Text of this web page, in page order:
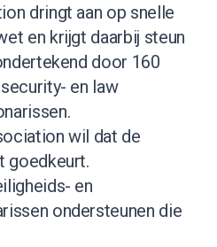
dringt aan op snelle
en krijgt daarbij steun
door 160
en law
wil dat de
goedkeurt.
en
ondersteunen die